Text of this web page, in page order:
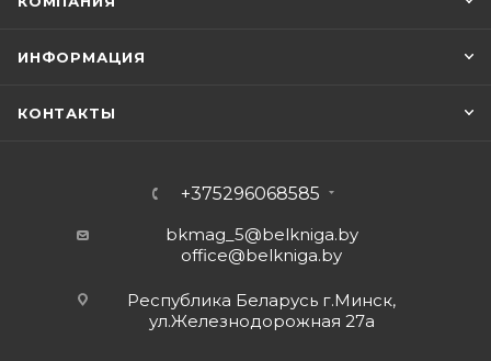
ИНФОРМАЦИЯ
КОНТАКТЫ
+375296068585
bkmag_5@belkniga.by
office@belkniga.by
Республика Беларусь г.Минск,
ул.Железнодорожная 27а